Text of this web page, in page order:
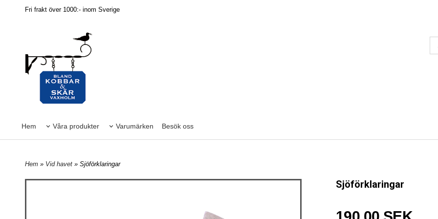
Fri frakt över 1000:- inom Sverige
Hem Våra produkter Varumärken Besök oss
Hem » Vid havet » Sjöförklaringar
Sjöförklaringar